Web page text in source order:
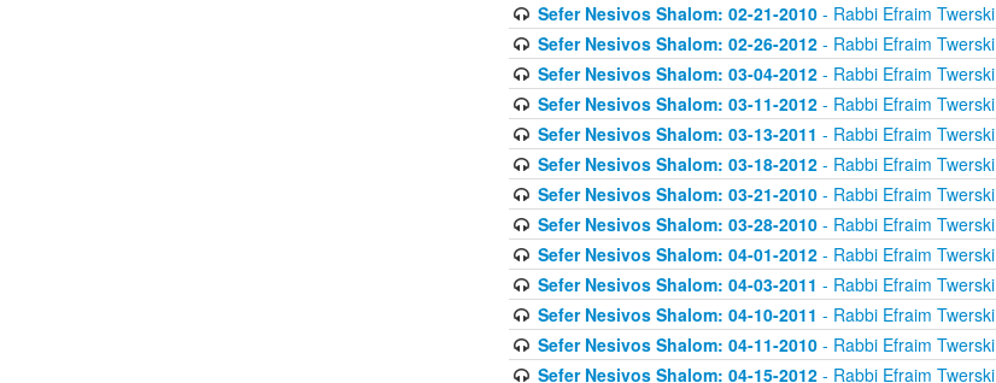
Sefer Nesivos Shalom: 02-21-2010- Rabbi Efraim Twerski
Sefer Nesivos Shalom: 02-26-2012- Rabbi Efraim Twerski
Sefer Nesivos Shalom: 03-04-2012- Rabbi Efraim Twerski
Sefer Nesivos Shalom: 03-11-2012- Rabbi Efraim Twerski
Sefer Nesivos Shalom: 03-13-2011 - Rabbi Efraim Twerski
Sefer Nesivos Shalom: 03-18-2012- Rabbi Efraim Twerski
Sefer Nesivos Shalom: 03-21-2010- Rabbi Efraim Twerski
Sefer Nesivos Shalom: 03-28-2010- Rabbi Efraim Twerski
Sefer Nesivos Shalom: 04-01-2012- Rabbi Efraim Twerski
Sefer Nesivos Shalom: 04-03-2011 - Rabbi Efraim Twerski
Sefer Nesivos Shalom: 04-10-2011 - Rabbi Efraim Twerski
Sefer Nesivos Shalom: 04-11-2010- Rabbi Efraim Twerski
Sefer Nesivos Shalom: 04-15-2012- Rabbi Efraim Twerski